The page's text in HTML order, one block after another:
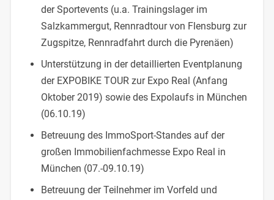
der Sportevents (u.a. Trainingslager im
Salzkammergut, Rennradtour von Flensburg zur
Zugspitze, Rennradfahrt durch die Pyrenäen)
Unterstützung in der detaillierten Eventplanung
der EXPOBIKE TOUR zur Expo Real (Anfang
Oktober 2019) sowie des Expolaufs in München
(06.10.19)
Betreuung des ImmoSport-Standes auf der
großen Immobilienfachmesse Expo Real in
München (07.-09.10.19)
Betreuung der Teilnehmer im Vorfeld und